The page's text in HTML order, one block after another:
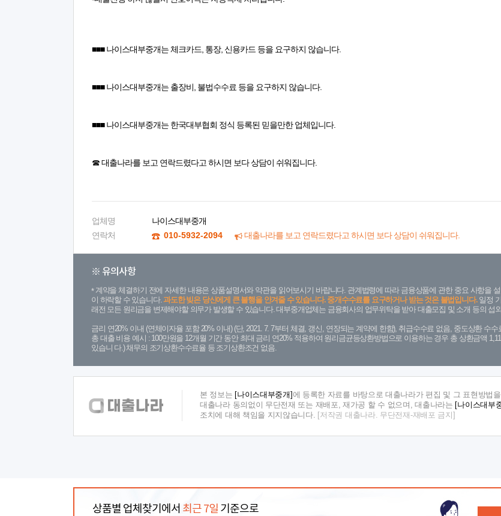
■■■ 나이스대부중개는 체크카드, 통장, 신용카드 등을 요구하지 않습니다.
■■■ 나이스대부중개는 출장비, 불법수수료 등을 요구하지 않습니다.
■■■ 나이스대부중개는 한국대부협회 정식 등록된 믿을만한 업체입니다.
☎ 대출나라를 보고 연락드렸다고 하시면 보다 상담이 쉬워집니다.
업체명
나이스대부중개
연락처
010-5932-2094 대출나라를 보고 연락드렸다고 하시면 보다 상담이 쉬워집니다.
※ 유의사항
계약을 체결하기 전에 자세한 내용은 상품설명서와 약관을 읽어보시기 바랍니다. 관계법령에 따라 금융상품에 관한 중요 사항을
이 하락할 수 있습니다.과도한 빚은 당신에게 큰 불행을 안겨줄 수 있습니다. 중개수수료를 요구하거나 받는 것은 불법입니다.일정
래전 모든 원리금을 변제해야할 의무가 발생할 수 있습니다. 대부중개업체는 금융회사의 업무위탁을 받아 대출모집 및 소개 등의 섭
금리 연20% 이내 (연체이자율 포함 20% 이내) (단, 2021. 7. 7부터 체결, 갱신, 연장되는 계약에 한함), 취급수수료 없음, 중도상환 수
총 대출 비용 예시 : 100만원을 12개월 기간 동안 최대 금리 연20% 적용하여 원리금균등상환방법으로 이용하는 경우 총 상환금액
있습니 다.) 채무의 조기상환수수료율 등 조기상환조건 없음.
본 정보는 [나이스대부중개] 에 등록한 자료를 바탕으로 대출나라가 편집 및 그 표현방법
대출나라 동의없이 무단전재 또는 재배포, 재가공 할 수 없으며, 대출나라는
[나이스대부
조치에 대해 책임을 지지않습니다.
[저작권 대출나라. 무단전재-재배포 금지]
상품별 업체찾기에서 최근 7일 기준으로